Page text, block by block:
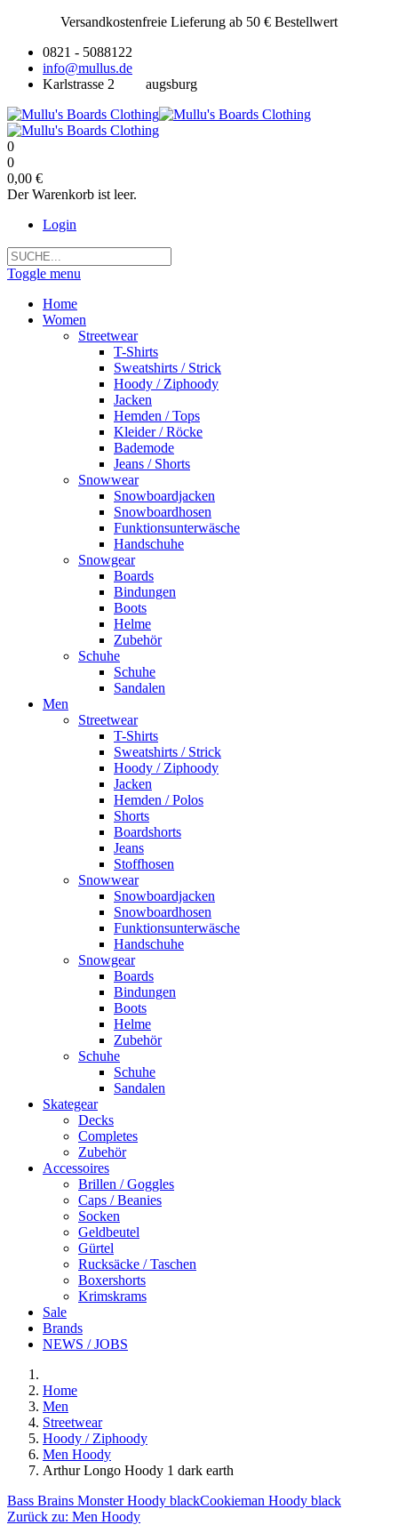
Versandkostenfreie Lieferung ab 50 € Bestellwert
0821 - 5088122
info@mullus.de
Karlstrasse 2
augsburg
0
0
0,00 €
Der Warenkorb ist leer.
Login
Toggle menu
Home
Women
Streetwear
T-Shirts
Sweatshirts / Strick
Hoody / Ziphoody
Jacken
Hemden / Tops
Kleider / Röcke
Bademode
Jeans / Shorts
Snowwear
Snowboardjacken
Snowboardhosen
Funktionsunterwäsche
Handschuhe
Snowgear
Boards
Bindungen
Boots
Helme
Zubehör
Schuhe
Schuhe
Sandalen
Men
Streetwear
T-Shirts
Sweatshirts / Strick
Hoody / Ziphoody
Jacken
Hemden / Polos
Shorts
Boardshorts
Jeans
Stoffhosen
Snowwear
Snowboardjacken
Snowboardhosen
Funktionsunterwäsche
Handschuhe
Snowgear
Boards
Bindungen
Boots
Helme
Zubehör
Schuhe
Schuhe
Sandalen
Skategear
Decks
Completes
Zubehör
Accessoires
Brillen / Goggles
Caps / Beanies
Socken
Geldbeutel
Gürtel
Rucksäcke / Taschen
Boxershorts
Krimskrams
Sale
Brands
NEWS / JOBS
Home
Men
Streetwear
Hoody / Ziphoody
Men Hoody
Arthur Longo Hoody 1 dark earth
Bass Brains Monster Hoody blackCookieman Hoody black
Zurück zu: Men Hoody